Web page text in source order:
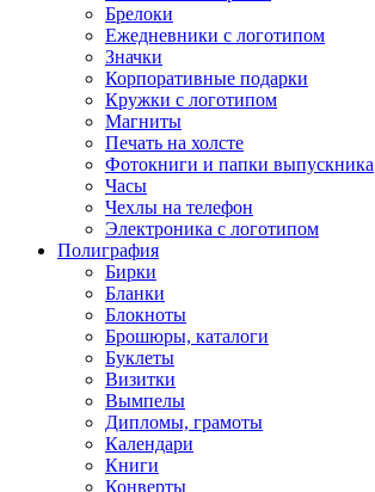
Брелоки
Ежедневники с логотипом
Значки
Корпоративные подарки
Кружки с логотипом
Магниты
Печать на холсте
Фотокниги и папки выпускника
Часы
Чехлы на телефон
Электроника с логотипом
Полиграфия
Бирки
Бланки
Блокноты
Брошюры, каталоги
Буклеты
Визитки
Вымпелы
Дипломы, грамоты
Календари
Книги
Конверты